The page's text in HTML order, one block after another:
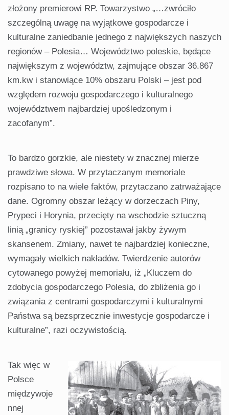
złożony premierowi RP. Towarzystwo „…zwróciło
szczególną uwagę na wyjątkowe gospodarcze i
kulturalne zaniedbanie jednego z największych naszych
regionów – Polesia… Województwo poleskie, będące
najwięk­szym z województw, zajmujące ob­szar 36.867
km.kw i stanowiące 10% obszaru Polski – jest pod
względem rozwoju gospodarczego i kulturalnego
województwem najbardziej upośle­dzonym i
zacofanym”.
To bardzo gorzkie, ale niestety w znacznej mierze
prawdziwe słowa. W przytaczanym memoriale
rozpisano to na wiele faktów, przytaczano zatrwa­żające
dane. Ogromny obszar leżący w dorzeczach Piny,
Prypeci i Horynia, przecięty na wschodzie sztuczną
linią „granicy ryskiej” pozostawał jakby ży­wym
skansenem. Zmiany, nawet te naj­bardziej konieczne,
wymagały wielkich nakładów. Twierdzenie autorów
cytowa­nego powyżej memoriału, iż „Kluczem do
zdobycia gospodarczego Polesia, do zbliżenia go i
związania z centrami go­spodarczymi i kulturalnymi
Państwa są bezsprzecznie inwestycje gospodarcze i
kulturalne”, razi oczywistością.
Tak więc w
Polsce
międzywoje
n­nej